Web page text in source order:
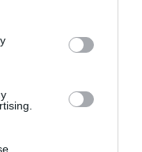
in below Google